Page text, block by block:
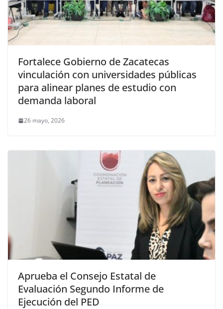
Fortalece Gobierno de Zacatecas
vinculación con universidades públicas
para alinear planes de estudio con
demanda laboral
26 mayo, 2026
Aprueba el Consejo Estatal de
Evaluación Segundo Informe de
Ejecución del PED